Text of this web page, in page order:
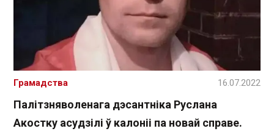
Палітзняволенага дэсантніка Руслана
Акостку асудзілі ў калоніі па новай справе.
Грамадства 16.07.2022